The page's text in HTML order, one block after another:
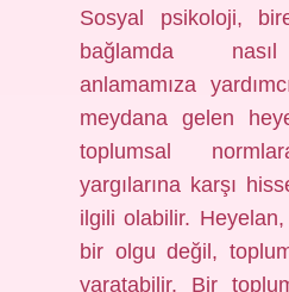
Sosyal psikoloji,
bağlamda nasıl
anlamamıza
meydana gelen
toplumsal
yargılarına karşı
ilgili olabilir. Heyelan,
bir olgu değil,
yaratabilir. Bir